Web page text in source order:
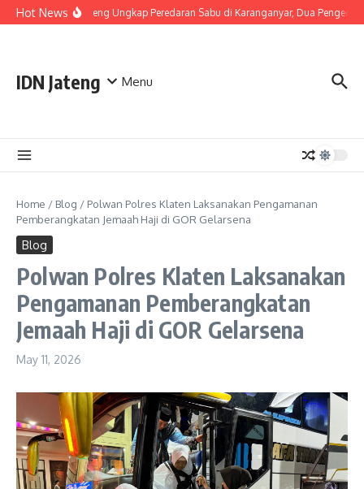
Skip to content
Hot NewsPolda Jateng Ungkap Peredaran Sabu di Karanganyar, Dua Pengedar
IDN Jateng Menu
Home / Blog / Polwan Polres Klaten Laksanakan Pengamanan
Pemberangkatan Jemaah Haji di GOR Gelarsena
Blog
Polwan Polres Klaten Laksanakan
Pengamanan Pemberangkatan
Jemaah Haji di GOR Gelarsena
May 11, 2026